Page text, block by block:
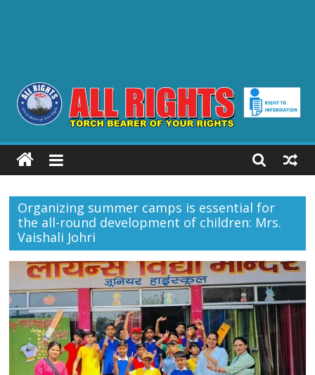
ALL
RIGHTS
Torch
Bearer
of
your
Rights
Organizing summer camps is essential for
the all-round development of children: Mrs.
Vaishali Johri